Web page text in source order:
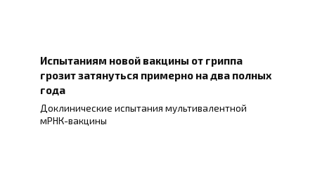
Испытаниям новой вакцины от гриппа
грозит затянуться примерно на два полных
года
Доклинические испытания мультивалентной
мРНК-вакцины